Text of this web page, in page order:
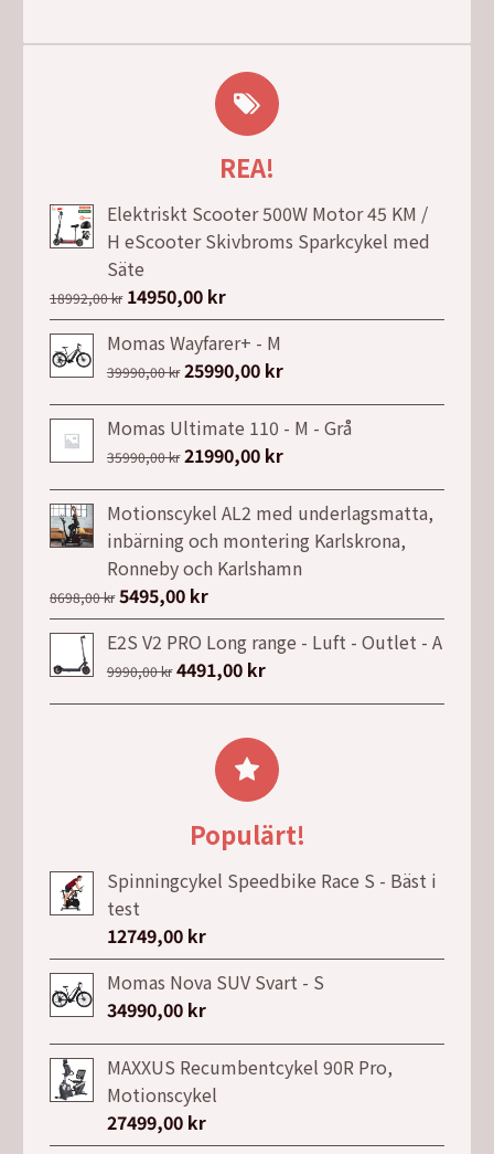
REA!
Elektriskt Scooter 500W Motor 45 KM /
H eScooter Skivbroms Sparkcykel med
Säte
18992,00kr Det
ursprungliga
priset
var:
18992,00 kr.
14950,00 krDet
nuvarande
priset
är:
14950,00 kr.
Momas Wayfarer+ - M
39990,00kr Det
ursprungliga
priset
var:
25990,00 krDet
nuvarande
priset
är:
Momas Ultimate 110 - M - Grå
35990,00kr Det
ursprungliga
priset
var:
35990,00 kr.
21990,00 krDet
nuvarande
priset
är:
21990,00 kr.
Motionscykel AL2 med underlagsmatta,
inbärning och montering Karlskrona,
Ronneby och Karlshamn
8698,00kr Det
ursprungliga
priset
var:
8698,00 kr.
5495,00 krDet
nuvarande
priset
är:
5495,00 kr.
E2S V2 PRO Long range - Luft - Outlet - A
9990,00kr Det
ursprungliga
9990,00 kr.
4491,00 krDet
nuvarande
är:
4491,00 kr.
Populärt!
Spinningcykel Speedbike Race S - Bäst i
test
12749,00 kr
Momas Nova SUV Svart - S
34990,00 kr
MAXXUS Recumbentcykel 90R Pro,
Motionscykel
27499,00 kr